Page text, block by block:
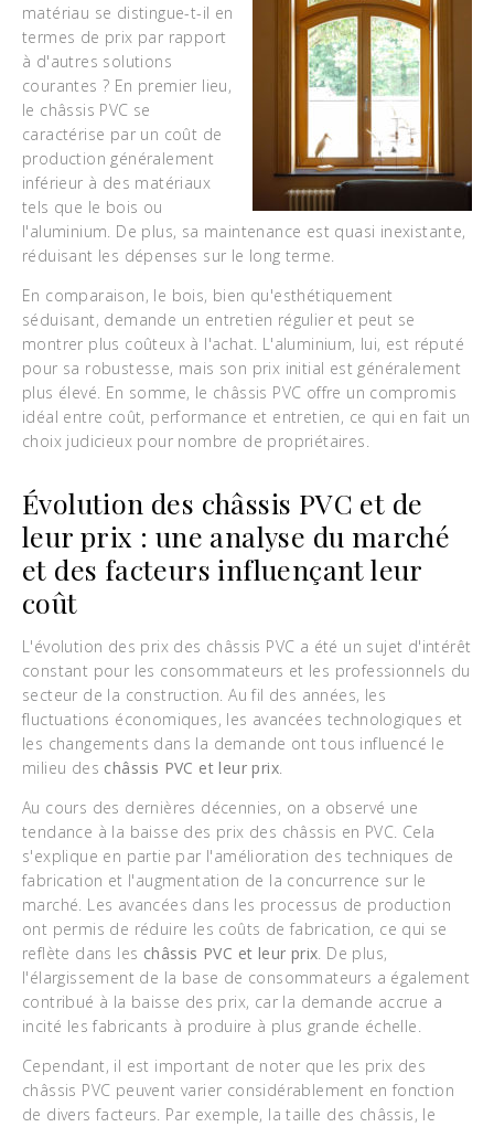
matériau se distingue-t-il en
termes de prix par rapport
à d'autres solutions
courantes ? En premier lieu,
le châssis PVC se
caractérise par un coût de
production généralement
inférieur à des matériaux
tels que le bois ou
l'aluminium. De plus, sa maintenance est quasi inexistante,
réduisant les dépenses sur le long terme.
En comparaison, le bois, bien qu'esthétiquement
séduisant, demande un entretien régulier et peut se
montrer plus coûteux à l'achat. L'aluminium, lui, est réputé
pour sa robustesse, mais son prix initial est généralement
plus élevé. En somme, le châssis PVC offre un compromis
idéal entre coût, performance et entretien, ce qui en fait un
choix judicieux pour nombre de propriétaires.
Évolution des châssis PVC et de
leur prix : une analyse du marché
et des facteurs influençant leur
coût
L'évolution des prix des châssis PVC a été un sujet d'intérêt
constant pour les consommateurs et les professionnels du
secteur de la construction. Au fil des années, les
fluctuations économiques, les avancées technologiques et
les changements dans la demande ont tous influencé le
milieu des châssis PVC et leur prix.
Au cours des dernières décennies, on a observé une
tendance à la baisse des prix des châssis en PVC. Cela
s'explique en partie par l'amélioration des techniques de
fabrication et l'augmentation de la concurrence sur le
marché. Les avancées dans les processus de production
ont permis de réduire les coûts de fabrication, ce qui se
reflète dans les châssis PVC et leur prix. De plus,
l'élargissement de la base de consommateurs a également
contribué à la baisse des prix, car la demande accrue a
incité les fabricants à produire à plus grande échelle.
Cependant, il est important de noter que les prix des
châssis PVC peuvent varier considérablement en fonction
de divers facteurs. Par exemple, la taille des châssis, le